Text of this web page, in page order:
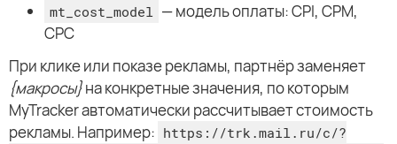
mt_cost_model
— модель оплаты: CPI, CPM,
CPC
При клике или показе рекламы, партнёр заменяет
{макросы}на конкретные значения, по которым
MyTracker автоматически рассчитывает стоимость
рекламы. Например: https://trk.mail.ru/c/?